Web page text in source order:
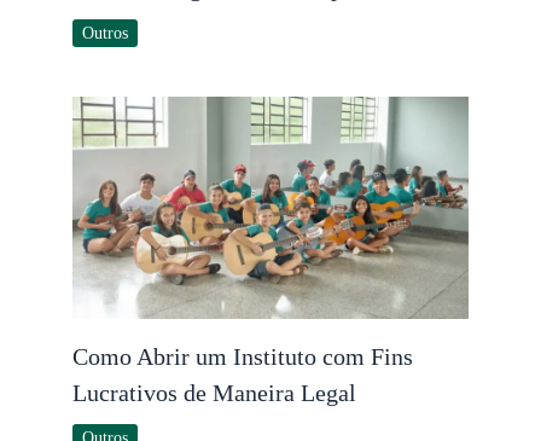
Outros
Como Abrir um Instituto com Fins
Lucrativos de Maneira Legal